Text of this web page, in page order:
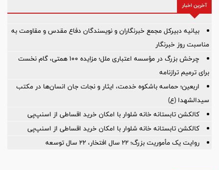
آخرین اخبار
بیانیه دبیرکل مجمع خبرنگاران و نویسندگان دفاع مقدس و مقاومت به
مناسبت روز خبرنگار
چرخش بزرگ در مؤسسه اعتباری ملل؛ مزایده ۱۰۰ همتی، گام نخست
برای ترمیم ترازنامه
اربعین؛ حماسه باشکوه خدمت، ایثار و نجات جان انسان‌ها در مکتب
سیدالشهدا (ع)
کالکشن تابستانه خانه شلوار با امکان خرید اقساطی از اسنپ‌پی
کالکشن تابستانه خانه شلوار با امکان خرید اقساطی از اسنپ‌پی
روایت یک مأموریت بزرگ؛ ۲۲ سال افتخار، ۲۲ سال توسعه